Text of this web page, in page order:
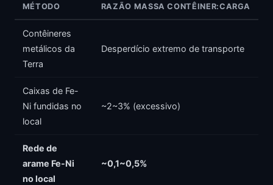
MÉTODO RAZÃO MASSA CONTÊINER:CARGA
Contêineres
metálicos da
Terra
Desperdício extremo de transporte
Caixas de Fe-
Ni fundidas no
local
~2~3% (excessivo)
Rede de
arame Fe-Ni
no local
~0,1~0,5%